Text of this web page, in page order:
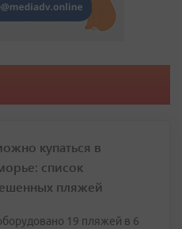
купаться в
список
пляжей
19 пляжей в 6